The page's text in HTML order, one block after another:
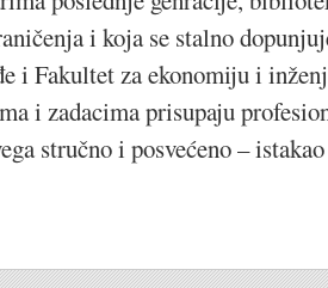
i koja se stalno
i Fakultet za ekonomiju i
i zadacima prisupaju
stručno i posvećeno –